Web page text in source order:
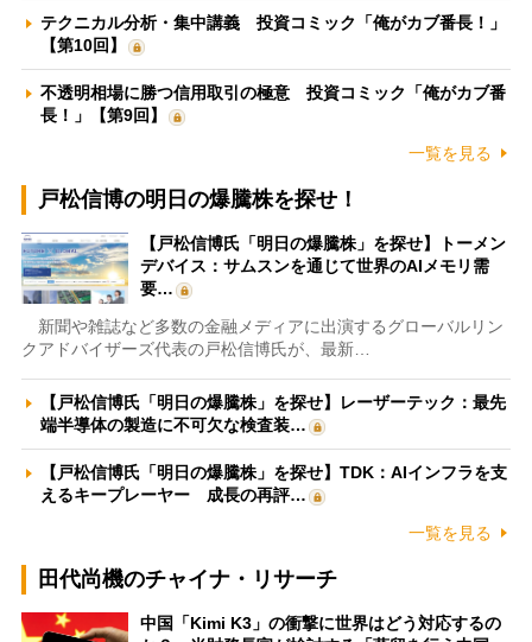
テクニカル分析・集中講義 投資コミック「俺がカブ番長！」
【第10回】
不透明相場に勝つ信用取引の極意 投資コミック「俺がカブ番
長！」【第9回】
一覧を見る
戸松信博の明日の爆騰株を探せ！
【戸松信博氏「明日の爆騰株」を探せ】トーメン
デバイス：サムスンを通じて世界のAIメモリ需
要…
新聞や雑誌など多数の金融メディアに出演するグローバルリン
クアドバイザーズ代表の戸松信博氏が、最新…
【戸松信博氏「明日の爆騰株」を探せ】レーザーテック：最先
端半導体の製造に不可欠な検査装…
【戸松信博氏「明日の爆騰株」を探せ】TDK：AIインフラを支
えるキープレーヤー 成長の再評…
一覧を見る
田代尚機のチャイナ・リサーチ
中国「Kimi K3」の衝撃に世界はどう対応するの